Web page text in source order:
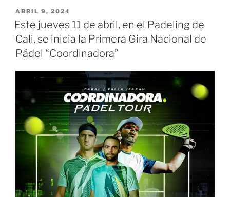
colombiano
para
playoffs
por
el
Grupo
Mundial
I
de
Copa
Davis»
PUBLICADO
EL
ABRIL 9, 2024
Este jueves 11 de abril, en el Padeling de
Cali, se inicia la Primera Gira Nacional de
Pádel “Coordinadora”